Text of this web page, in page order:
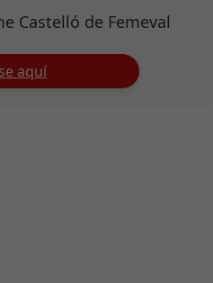
Castelló de Femeval
aquí